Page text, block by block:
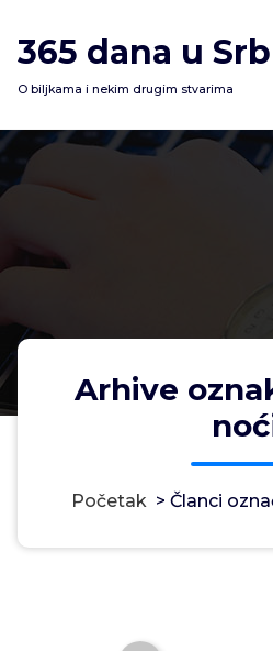
na
sadržaj
365 dana u
O biljkama i nekim drugim stvarima
Arhive
Početak> Članci